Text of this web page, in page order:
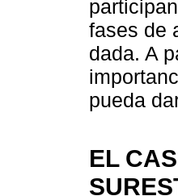
fases de
dada. A
pueda
EL